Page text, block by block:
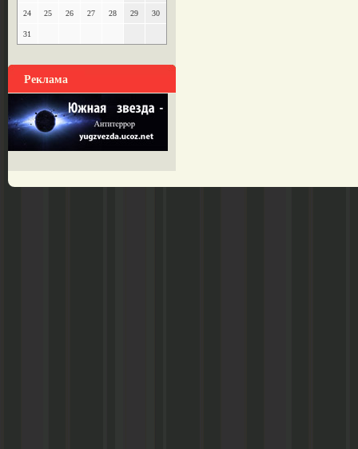
24 25 26 27 28 29 30
31
Реклама